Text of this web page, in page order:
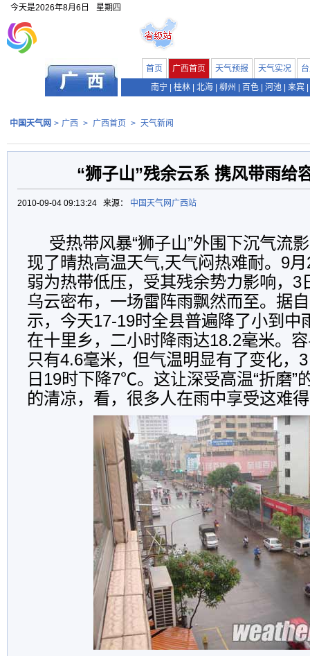
今天是2026年8月6日 星期四
首页 广西首页 天气预报 天气实况
南宁
桂林 北海 柳州 百色 河池 来宾
中国天气网 > 广西 > 广西首页 > 天气新闻
“狮子山”残余云系 携风带雨给
2010-09-04 09:13:24 来源： 中国天气网广西站
受热带风暴“狮子山”外围下沉气流
现了晴热高温天气,天气闷热难耐。9月
弱为热带低压，受其残余势力影响，3
乌云密布，一场雷阵雨飘然而至。据
示，今天17-19时全县普遍降了小到中
在十里乡，二小时降雨达18.2毫米。
只有4.6毫米，但气温明显有了变化，
日19时下降7℃。这让深受高温“折磨”
的清凉，看，很多人在雨中享受这难